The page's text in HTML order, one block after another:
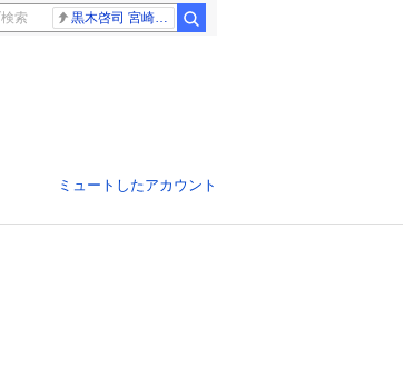
黒木啓司 宮崎麗果
ミュートしたアカウント